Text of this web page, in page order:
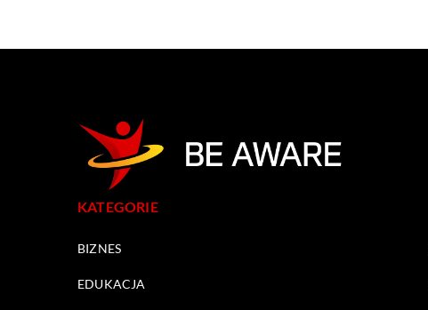
KATEGORIE
BIZNES
EDUKACJA